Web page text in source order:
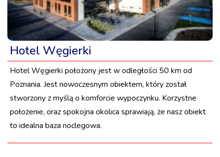
Hotel Węgierki
Hotel Węgierki położony jest w odległości 50 km od
Poznania. Jest nowoczesnym obiektem, który został
stworzony z myślą o komforcie wypoczynku. Korzystne
położenie, oraz spokojna okolica sprawiają, że nasz obiekt
to idealna baza noclegowa.